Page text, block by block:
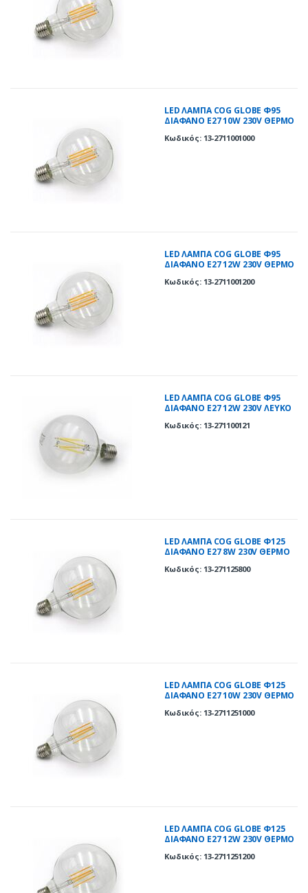
LED ΛΑΜΠΑ COG GLOBE Φ95
ΔΙΑΦΑΝΟ Ε27 10W 230V ΘΕΡΜΟ
Κωδικός: 13-2711001000
LED ΛΑΜΠΑ COG GLOBE Φ95
ΔΙΑΦΑΝΟ Ε27 12W 230V ΘΕΡΜΟ
Κωδικός: 13-2711001200
LED ΛΑΜΠΑ COG GLOBE Φ95
ΔΙΑΦΑΝΟ Ε27 12W 230V ΛΕΥΚΟ
Κωδικός: 13-271100121
LED ΛΑΜΠΑ COG GLOBE Φ125
ΔΙΑΦΑΝΟ Ε27 8W 230V ΘΕΡΜΟ
Κωδικός: 13-271125800
LED ΛΑΜΠΑ COG GLOBE Φ125
ΔΙΑΦΑΝΟ Ε27 10W 230V ΘΕΡΜΟ
Κωδικός: 13-2711251000
LED ΛΑΜΠΑ COG GLOBE Φ125
ΔΙΑΦΑΝΟ Ε27 12W 230V ΘΕΡΜΟ
Κωδικός: 13-2711251200